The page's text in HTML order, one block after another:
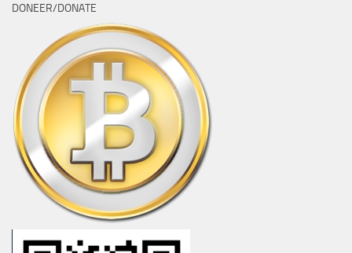
DONEER/DONATE